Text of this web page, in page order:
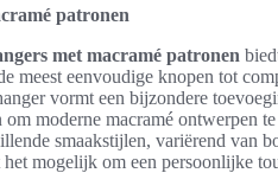
patronen
met macramé patronen
meest eenvoudige knopen tot
vormt een bijzondere
moderne macramé ontwerpen
smaakstijlen, variërend van
het mogelijk om een persoonlijke